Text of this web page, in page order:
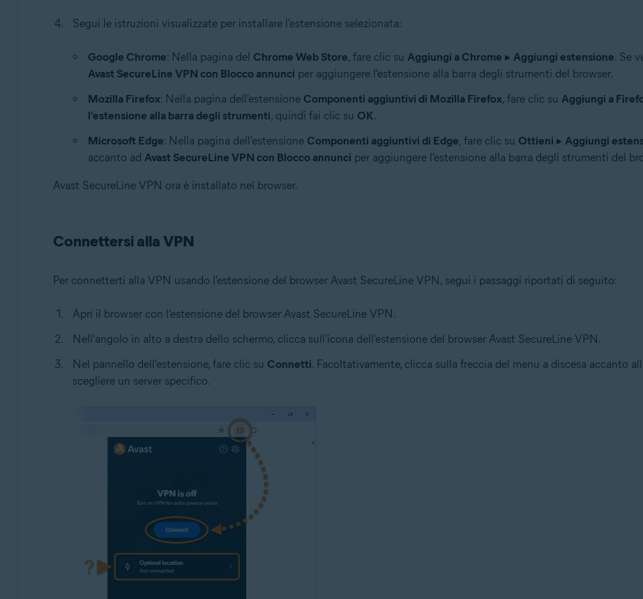
Segui le istruzioni visualizzate per installare l'estensione selezionata:
Google Chrome: Nella pagina del Chrome Web Store, fare clic su Aggiungi a Chrome ▸ Aggiungi estensione. Se
Avast SecureLine VPN con Blocco annunci per aggiungere l'estensione alla barra degli strumenti del browser.
Mozilla Firefox: Nella pagina dell'estensione Componenti aggiuntivi di Mozilla Firefox, fare clic su Aggiungi a
l'estensione alla barra degli strumenti, quindi fai clic su OK.
Microsoft Edge: Nella pagina dell'estensione Componenti aggiuntivi di Edge, fare clic su Ottieni ▸ Aggiungi
accanto ad Avast SecureLine VPN con Blocco annunci per aggiungere l'estensione alla barra degli strumenti del
Avast SecureLine VPN ora è installato nel browser.
Connettersi alla VPN
Per connetterti alla VPN usando l'estensione del browser Avast SecureLine VPN, segui i passaggi riportati di seguito:
Apri il browser con l'estensione del browser Avast SecureLine VPN.
Nell'angolo in alto a destra dello schermo, clicca sull'icona dell'estensione del browser Avast SecureLine VPN.
Nel pannello dell'estensione, fare clic su Connetti. Facoltativamente, clicca sulla freccia del menu a discesa accanto
scegliere un server specifico.